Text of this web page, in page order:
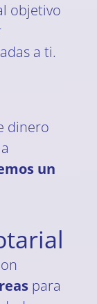
objetivo
a ti.
dinero
un
para